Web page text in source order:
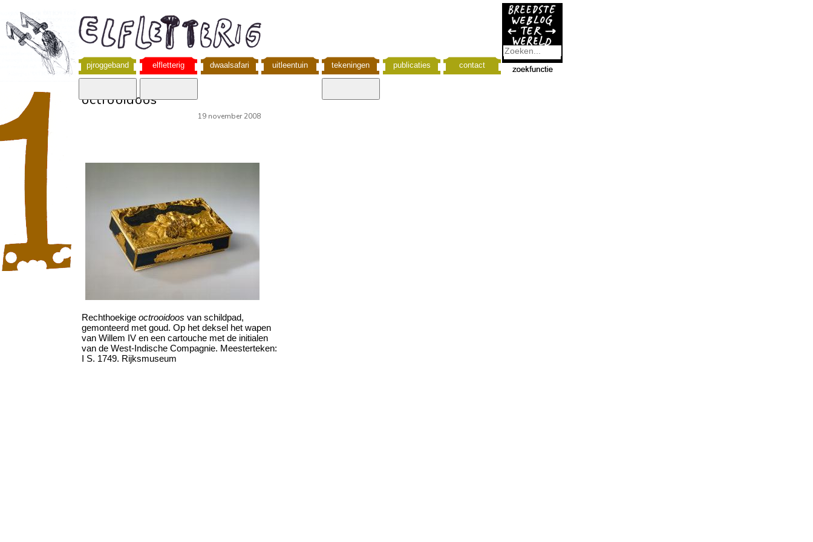
pjroggeband elfletterig dwaalsafari uitleentuin tekeningen publicaties contact
octrooidoos
19 november 2008
Rechthoekige octrooidoos van schildpad,
gemonteerd met goud. Op het deksel het wapen
van Willem IV en een cartouche met de initialen
van de West-Indische Compagnie. Meesterteken:
I S. 1749. Rijksmuseum